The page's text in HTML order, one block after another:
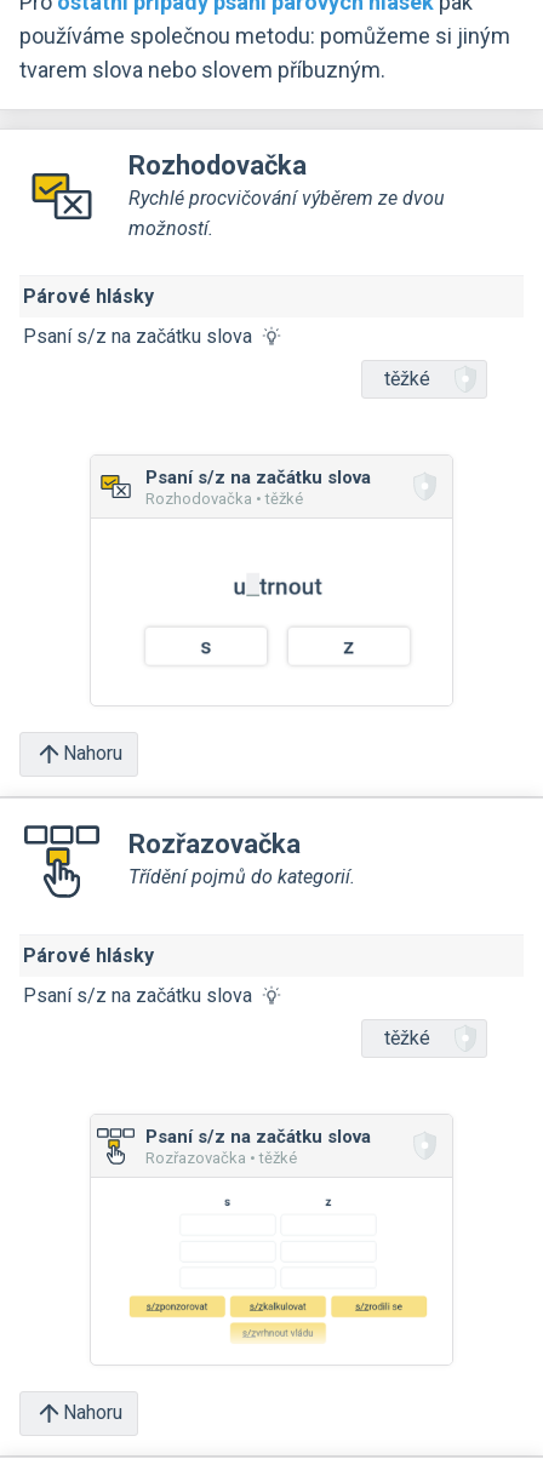
používáme společnou metodu: pomůžeme si jiným
tvarem slova nebo slovem příbuzným.
Rozhodovačka
Rychlé procvičování výběrem ze dvou
možností.
Párové hlásky
Psaní s/z na začátku slova
těžké
Psaní s/z na začátku slova
Rozhodovačka • těžké
Nahoru
Rozřazovačka
Třídění pojmů do kategorií.
Párové hlásky
Psaní s/z na začátku slova
těžké
Psaní s/z na začátku slova
Rozřazovačka • těžké
Nahoru